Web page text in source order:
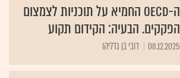
ה-OECD החמיא על תוכניות לצמצום
הפקקים. הבעיה: הקידום תקוע
08.12.2025 דובי בן גדליהו